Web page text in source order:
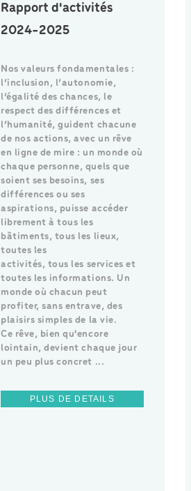
Rapport d'activités
2024-2025
Nos valeurs fondamentales :
l’inclusion, l’autonomie,
l’égalité des chances, le
respect des différences et
l’humanité, guident chacune
de nos actions, avec un rêve
en ligne de mire : un monde où
chaque personne, quels que
soient ses besoins, ses
différences ou ses
aspirations, puisse accéder
librement à tous les
bâtiments, tous les lieux,
toutes les
activités, tous les services et
toutes les informations. Un
monde où chacun peut
profiter, sans entrave, des
plaisirs simples de la vie.
Ce rêve, bien qu'encore
lointain, devient chaque jour
un peu plus concret ...
PLUS DE DETAILS